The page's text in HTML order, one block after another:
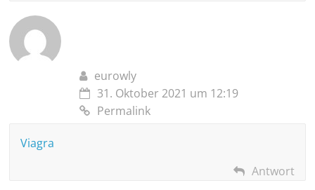
eurowly
31. Oktober 2021 um 12:19
Permalink
Viagra
Antwort